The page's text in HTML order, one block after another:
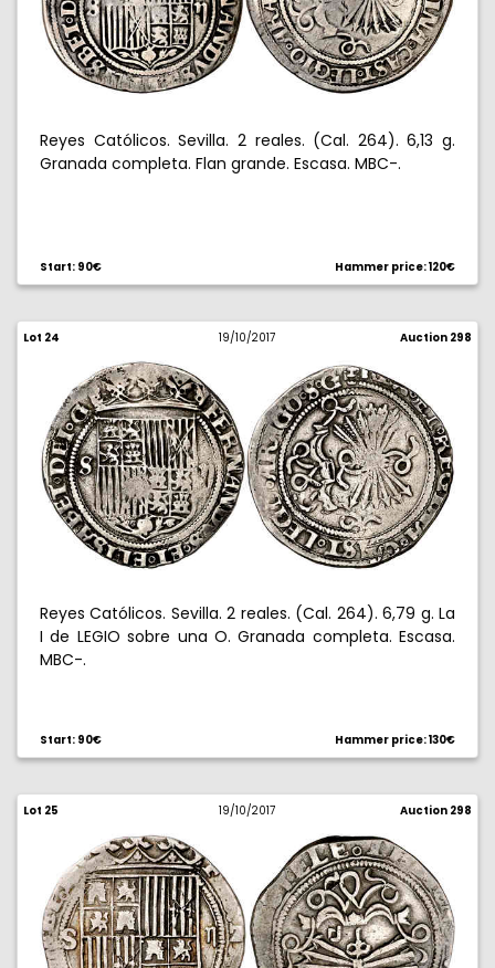
Reyes Católicos. Sevilla. 2 reales. (Cal. 264). 6,13 g.
Granada completa. Flan grande. Escasa. MBC-.
Start: 90€ Hammer price: 120€
Lot 24 19/10/2017 Auction 298
Reyes Católicos. Sevilla. 2 reales. (Cal. 264). 6,79 g. La
I de LEGIO sobre una O. Granada completa. Escasa.
MBC-.
Start: 90€ Hammer price: 130€
Lot 25 19/10/2017 Auction 298